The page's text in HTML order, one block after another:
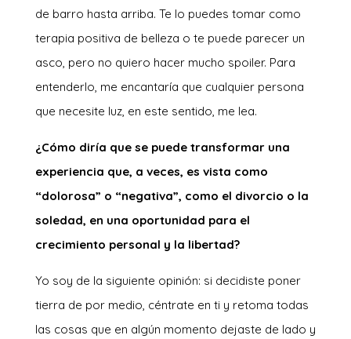
de barro hasta arriba. Te lo puedes tomar como
terapia positiva de belleza o te puede parecer un
asco, pero no quiero hacer mucho spoiler. Para
entenderlo, me encantaría que cualquier persona
que necesite luz, en este sentido, me lea.
¿Cómo diría que se puede transformar una
experiencia que, a veces, es vista como
“dolorosa” o “negativa”, como el divorcio o la
soledad, en una oportunidad para el
crecimiento personal y la libertad?
Yo soy de la siguiente opinión: si decidiste poner
tierra de por medio, céntrate en ti y retoma todas
las cosas que en algún momento dejaste de lado y